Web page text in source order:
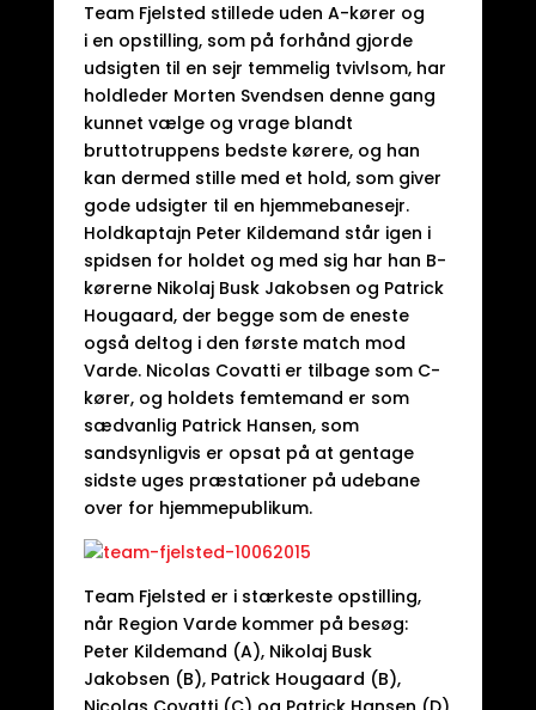
Team Fjelsted stillede uden A-kører og
i en opstilling, som på forhånd gjorde
udsigten til en sejr temmelig tvivlsom, har
holdleder Morten Svendsen denne gang
kunnet vælge og vrage blandt
bruttotruppens bedste kørere, og han
kan dermed stille med et hold, som giver
gode udsigter til en hjemmebanesejr.
Holdkaptajn Peter Kildemand står igen i
spidsen for holdet og med sig har han B-
kørerne Nikolaj Busk Jakobsen og Patrick
Hougaard, der begge som de eneste
også deltog i den første match mod
Varde. Nicolas Covatti er tilbage som C-
kører, og holdets femtemand er som
sædvanlig Patrick Hansen, som
sandsynligvis er opsat på at gentage
sidste uges præstationer på udebane
over for hjemmepublikum.
Team Fjelsted er i stærkeste opstilling,
når Region Varde kommer på besøg:
Peter Kildemand (A), Nikolaj Busk
Jakobsen (B), Patrick Hougaard (B),